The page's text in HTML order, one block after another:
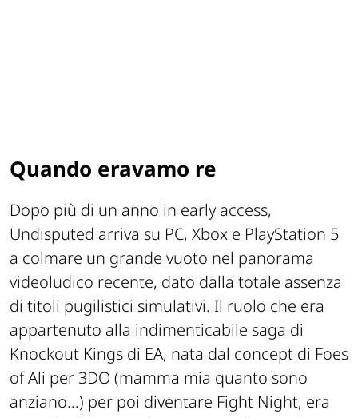
Quando eravamo re
Dopo più di un anno in early access,
Undisputed arriva su PC, Xbox e PlayStation 5
a colmare un grande vuoto nel panorama
videoludico recente, dato dalla totale assenza
di titoli pugilistici simulativi. Il ruolo che era
appartenuto alla indimenticabile saga di
Knockout Kings di EA, nata dal concept di Foes
of Ali per 3DO (mamma mia quanto sono
anziano…) per poi diventare Fight Night, era